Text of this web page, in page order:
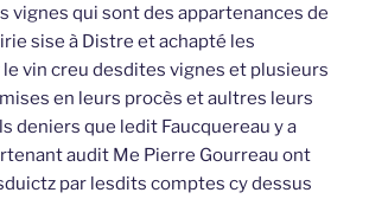
vignes qui sont des appartenances de
sise à Distre et achapté les
vin creu desdites vignes et plusieurs
en leurs procès et aultres leurs
deniers que ledit Faucquereau y a
audit Me Pierre Gourreau ont
par lesdits comptes cy dessus